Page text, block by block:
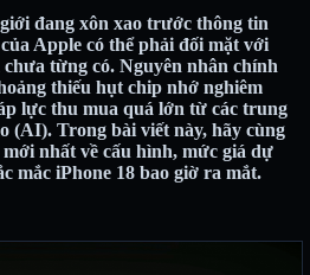
đang xôn xao trước thông tin
Apple có thể phải đối mặt với
từng có. Nguyên nhân chính
thiếu hụt chip nhớ nghiêm
lực thu mua quá lớn từ các trung
(AI). Trong bài viết này, hãy cùng
nhất về cấu hình, mức giá dự
mắc iPhone 18 bao giờ ra mắt.